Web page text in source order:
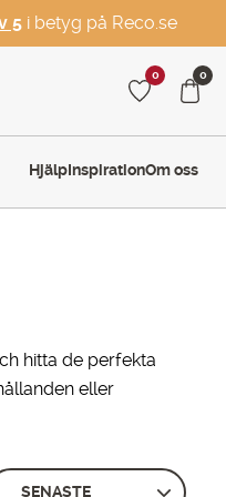
5 i betyg på Reco.se
HjälpInspirationOm oss
0 0
hitta de perfekta
eller